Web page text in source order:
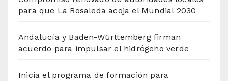
para que La Rosaleda acoja el Mundial 2030
Andalucía y Baden-Württemberg firman
acuerdo para impulsar el hidrógeno verde
Inicia el programa de formación para